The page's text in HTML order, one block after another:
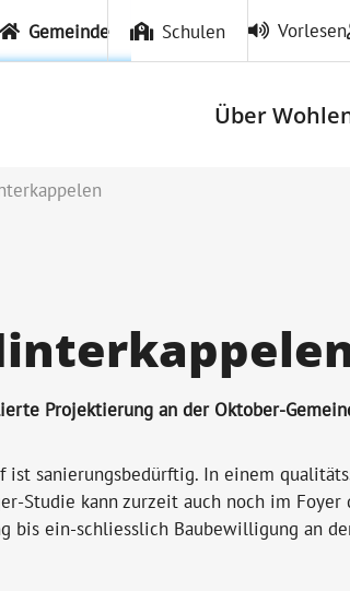
Gemeinde Schulen Vorlesen
Über
Projektierung an der Oktober-
sanierungsbedürftig. In einem
Studie kann zurzeit auch noch im
ein-schliesslich Baubewilligung an